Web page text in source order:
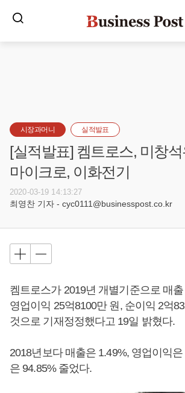
시장과머니 실적발표
[실적발표] 켐트로스, 미창
마이크로, 이화전기
2020-03-19 14:13:27
최영찬 기자 - cyc0111@businesspost.co.kr
켐트로스가 2019년 개별기준으로 매
영업이익 25억8100만 원, 순이익 2억
것으로 기재정정했다고 19일 밝혔다.
2018년보다 매출은 1.49%, 영업이익
은 94.85% 줄었다.